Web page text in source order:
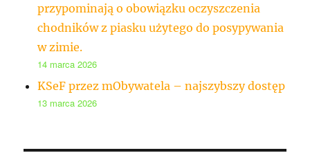
przypominają o obowiązku oczyszczenia
chodników z piasku użytego do posypywania
w zimie.
14 marca 2026
KSeF przez mObywatela – najszybszy dostęp
13 marca 2026